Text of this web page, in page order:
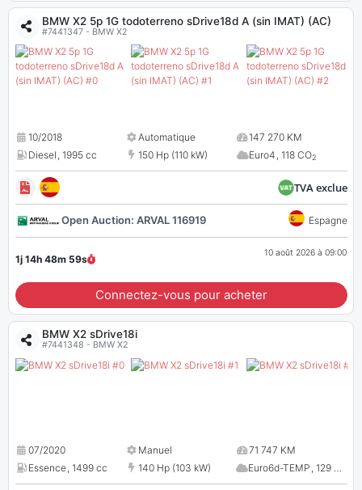
BMW X2 5p 1G todoterreno sDrive18d A (sin IMAT) (AC)
#7441347 - BMW X2
10/2018 Automatique
147 270 KM
Diesel, 1995 cc 150 Hp (110 kW) Euro4, 118 CO2
TVA exclue
Open Auction: ARVAL 116919 Espagne
1j 14h 48m 58s
10 août 2026 à 09:00
Connectez-vous pour acheter
BMW X2 sDrive18i
#7441348 - BMW X2
07/2020 Manuel
71 747 KM
Essence, 1499 cc 140 Hp (103 kW) Euro6d-TEMP, 129 CO